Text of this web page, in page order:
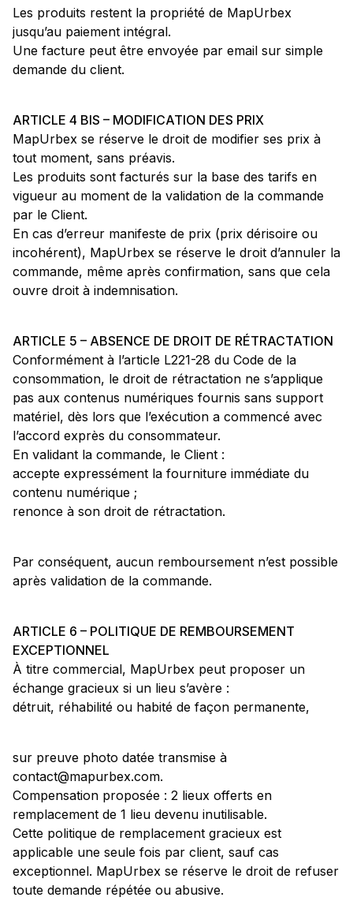
Les produits restent la propriété de MapUrbex
jusqu’au paiement intégral.
Une facture peut être envoyée par email sur simple
demande du client.
ARTICLE 4 BIS – MODIFICATION DES PRIX
MapUrbex se réserve le droit de modifier ses prix à
tout moment, sans préavis.
Les produits sont facturés sur la base des tarifs en
vigueur au moment de la validation de la commande
par le Client.
En cas d’erreur manifeste de prix (prix dérisoire ou
incohérent), MapUrbex se réserve le droit d’annuler la
commande, même après confirmation, sans que cela
ouvre droit à indemnisation.
ARTICLE 5 – ABSENCE DE DROIT DE RÉTRACTATION
Conformément à l’article L221-28 du Code de la
consommation, le droit de rétractation ne s’applique
pas aux contenus numériques fournis sans support
matériel, dès lors que l’exécution a commencé avec
l’accord exprès du consommateur.
En validant la commande, le Client :
accepte expressément la fourniture immédiate du
contenu numérique ;
renonce à son droit de rétractation.
Par conséquent, aucun remboursement n’est possible
après validation de la commande.
ARTICLE 6 – POLITIQUE DE REMBOURSEMENT
EXCEPTIONNEL
À titre commercial, MapUrbex peut proposer un
échange gracieux si un lieu s’avère :
détruit, réhabilité ou habité de façon permanente,
sur preuve photo datée transmise à
contact@mapurbex.com.
Compensation proposée : 2 lieux offerts en
remplacement de 1 lieu devenu inutilisable.
Cette politique de remplacement gracieux est
applicable une seule fois par client, sauf cas
exceptionnel. MapUrbex se réserve le droit de refuser
toute demande répétée ou abusive.